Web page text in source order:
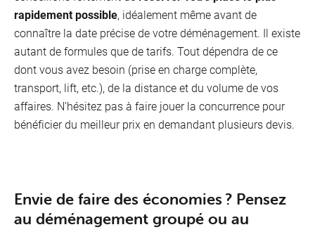
rapidement possible, idéalement même avant de
connaître la date précise de votre déménagement. Il existe
autant de formules que de tarifs. Tout dépendra de ce
dont vous avez besoin (prise en charge complète,
transport, lift, etc.), de la distance et du volume de vos
affaires. N’hésitez pas à faire jouer la concurrence pour
bénéficier du meilleur prix en demandant plusieurs devis.
Envie de faire des économies ? Pensez
au déménagement groupé ou au